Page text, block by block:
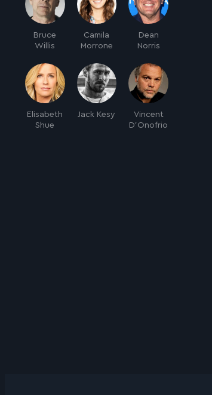
Bruce
Willis
Camila
Morrone
Dean
Norris
Elisabeth
Shue
Jack Kesy
Vincent
D'Onofrio